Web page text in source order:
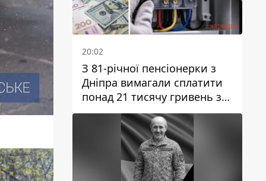
20:02
З 81-річної пенсіонерки з
Дніпра вимагали сплатити
понад 21 тисячу гривень за
“втручання в роботу
лічильника”